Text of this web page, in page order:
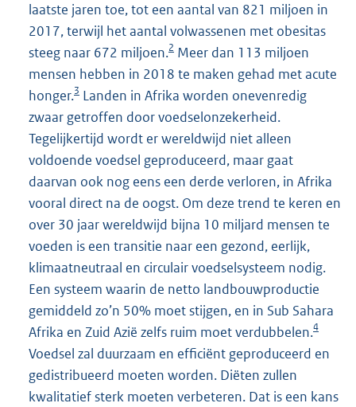
laatste jaren toe, tot een aantal van 821 miljoen in
2017, terwijl het aantal volwassenen met obesitas
steeg naar 672 miljoen.2 Meer dan 113 miljoen
mensen hebben in 2018 te maken gehad met acute
honger.3 Landen in Afrika worden onevenredig
zwaar getroffen door voedselonzekerheid.
Tegelijkertijd wordt er wereldwijd niet alleen
voldoende voedsel geproduceerd, maar gaat
daarvan ook nog eens een derde verloren, in Afrika
vooral direct na de oogst. Om deze trend te keren en
over 30 jaar wereldwijd bijna 10 miljard mensen te
voeden is een transitie naar een gezond, eerlijk,
klimaatneutraal en circulair voedselsysteem nodig.
Een systeem waarin de netto landbouwproductie
gemiddeld zo’n 50% moet stijgen, en in Sub Sahara
Afrika en Zuid Azië zelfs ruim moet verdubbelen.4
Voedsel zal duurzaam en efficiënt geproduceerd en
gedistribueerd moeten worden. Diëten zullen
kwalitatief sterk moeten verbeteren. Dat is een kans